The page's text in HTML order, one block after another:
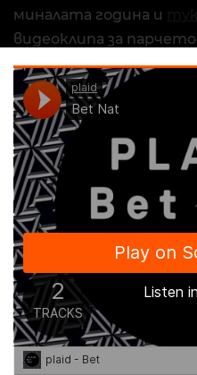
миналата година и
видеоклипа за